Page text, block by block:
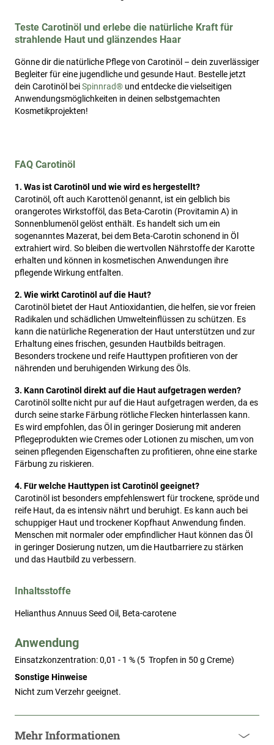
Teste Carotinöl und erlebe die natürliche Kraft für
strahlende Haut und glänzendes Haar
Gönne dir die natürliche Pflege von Carotinöl – dein zuverlässiger
Begleiter für eine jugendliche und gesunde Haut. Bestelle jetzt
dein Carotinöl beiSpinnrad® und entdecke die vielseitigen
Anwendungsmöglichkeiten in deinen selbstgemachten
Kosmetikprojekten!
FAQ Carotinöl
1. Was ist Carotinöl und wie wird es hergestellt?
Carotinöl, oft auch Karottenöl genannt, ist ein gelblich bis
orangerotes Wirkstofföl, das Beta-Carotin (Provitamin A) in
Sonnenblumenöl gelöst enthält. Es handelt sich um ein
sogenanntes Mazerat, bei dem Beta-Carotin schonend in Öl
extrahiert wird. So bleiben die wertvollen Nährstoffe der Karotte
erhalten und können in kosmetischen Anwendungen ihre
pflegende Wirkung entfalten.
2. Wie wirkt Carotinöl auf die Haut?
Carotinöl bietet der Haut Antioxidantien, die helfen, sie vor freien
Radikalen und schädlichen Umwelteinflüssen zu schützen. Es
kann die natürliche Regeneration der Haut unterstützen und zur
Erhaltung eines frischen, gesunden Hautbilds beitragen.
Besonders trockene und reife Hauttypen profitieren von der
nährenden und beruhigenden Wirkung des Öls.
3. Kann Carotinöl direkt auf die Haut aufgetragen werden?
Carotinöl sollte nicht pur auf die Haut aufgetragen werden, da es
durch seine starke Färbung rötliche Flecken hinterlassen kann.
Es wird empfohlen, das Öl in geringer Dosierung mit anderen
Pflegeprodukten wie Cremes oder Lotionen zu mischen, um von
seinen pflegenden Eigenschaften zu profitieren, ohne eine starke
Färbung zu riskieren.
4. Für welche Hauttypen ist Carotinöl geeignet?
Carotinöl ist besonders empfehlenswert für trockene, spröde und
reife Haut, da es intensiv nährt und beruhigt. Es kann auch bei
schuppiger Haut und trockener Kopfhaut Anwendung finden.
Menschen mit normaler oder empfindlicher Haut können das Öl
in geringer Dosierung nutzen, um die Hautbarriere zu stärken
und das Hautbild zu verbessern.
Inhaltsstoffe
Helianthus Annuus Seed Oil, Beta-carotene
Anwendung
Einsatzkonzentration: 0,01 - 1 % (5  Tropfen in 50 g Creme)
Sonstige Hinweise
Nicht zum Verzehr geeignet.
Mehr Informationen